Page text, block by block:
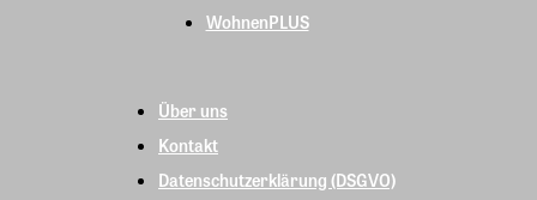
WohnenPLUS
Über uns
Kontakt
Datenschutzerklärung (DSGVO)